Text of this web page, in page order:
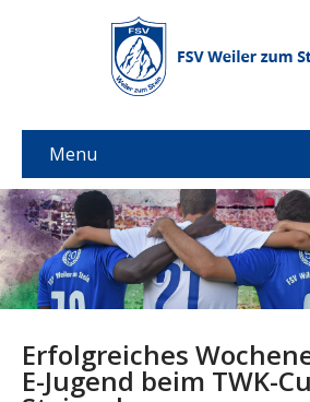
Menu
Erfolgreiches
E-Jugend beim TWK-